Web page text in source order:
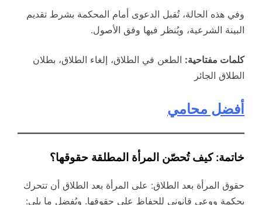
وفي هذه الحالة، تُقبل الدعوى أمام المحكمة بشرط تقديم
البينة الشرعية، ويُنظر فيها وفق الأصول.
كلمات مفتاحية: الطعن في الطلاق، إلغاء الطلاق، بطلان
الطلاق الجائر
أفضل محامي
خاتمة: كيف تُحصّن المرأة المطلقة حقوقها؟
حقوق المرأة بعد الطلاق: على المرأة بعد الطلاق أن تتحرك
بحكمة ووعي قانوني للحفاظ على حقوقها. ويُفضل ما يلي: